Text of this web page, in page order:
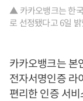
▲ 카카오뱅크는 한
로 선정됐다고 6일
카카오뱅크는 본
전자서명인증 라
편리한 인증 서